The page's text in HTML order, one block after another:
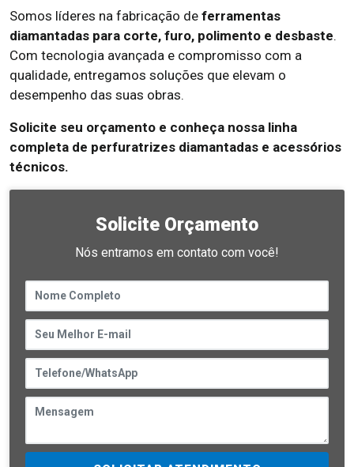
Somos líderes na fabricação de ferramentas
diamantadas para corte, furo, polimento e desbaste.
Com tecnologia avançada e compromisso com a
qualidade, entregamos soluções que elevam o
desempenho das suas obras.
Solicite seu orçamento e conheça nossa linha
completa de perfuratrizes diamantadas e acessórios
técnicos.
Solicite Orçamento
Nós entramos em contato com você!